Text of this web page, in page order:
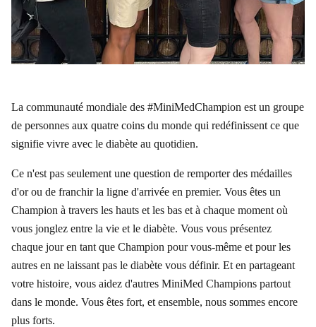
La communauté mondiale des #MiniMedChampion est un groupe
de personnes aux quatre coins du monde qui redéfinissent ce que
signifie vivre avec le diabète au quotidien.
Ce n'est pas seulement une question de remporter des médailles
d'or ou de franchir la ligne d'arrivée en premier. Vous êtes un
Champion à travers les hauts et les bas et à chaque moment où
vous jonglez entre la vie et le diabète. Vous vous présentez
chaque jour en tant que Champion pour vous-même et pour les
autres en ne laissant pas le diabète vous définir. Et en partageant
votre histoire, vous aidez d'autres MiniMed Champions partout
dans le monde. Vous êtes fort, et ensemble, nous sommes encore
plus forts.